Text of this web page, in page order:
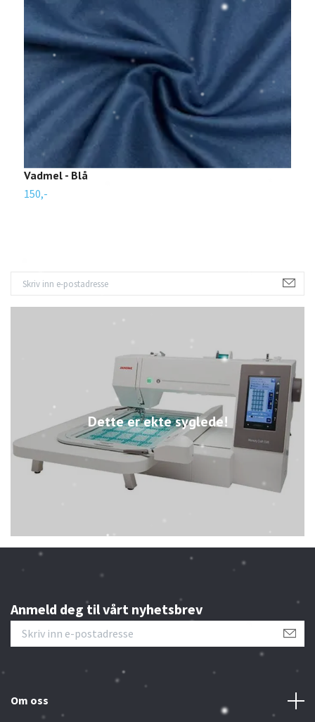
Dette er ekte syglede!
Vadmel - Blå
150,-
Anmeld deg til vårt nyhetsbrev
Om oss